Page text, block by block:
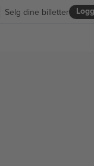
Selg dine billetter